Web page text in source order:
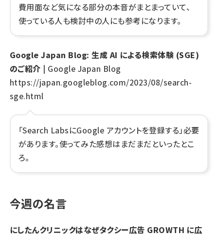
費用面など気になる部分の本音がまとまっていて、
使っている人も検討中の人にも参考になります。
Google Japan Blog: 生成 AI による検索体験 (SGE)
のご紹介 | Google Japan Blog
https://japan.googleblog.com/2023/08/search-
sge.html
「Search LabsにGoogle アカウントを登録する」必要
があります。使ってみた感想はまだまだといったとこ
ろ。
今週の名言
にしたんクリニックはなぜタクシー広告 GROWTH に広